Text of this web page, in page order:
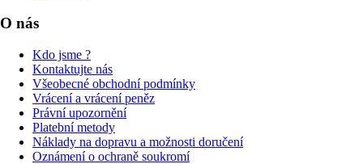
O nás
Kdo jsme ?
Kontaktujte nás
Všeobecné obchodní podmínky
Vrácení a vrácení peněz
Právní upozornění
Platební metody
Náklady na dopravu a možnosti doručení
Oznámení o ochraně soukromí